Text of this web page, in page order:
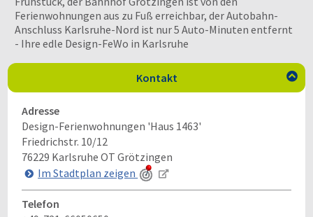
Ferienwohnungen aus zu Fuß erreichbar, der Autobahn-
Anschluss Karlsruhe-Nord ist nur 5 Auto-Minuten entfernt
- Ihre edle Design-FeWo in Karlsruhe
Kontakt 
Adresse
Design-Ferienwohnungen 'Haus 1463'
Friedrichstr. 10/12
76229 Karlsruhe OT Grötzingen
Im Stadtplan zeigen
Telefon